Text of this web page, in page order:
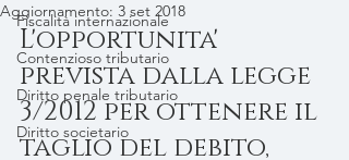
Fiscalità internazionale
Contenzioso tributario
Diritto penale tributario
Diritto societario
Aggiornamento: 3 set 2018
L'opportunita'
prevista dalla legge
3/2012 per ottenere il
taglio del debito,